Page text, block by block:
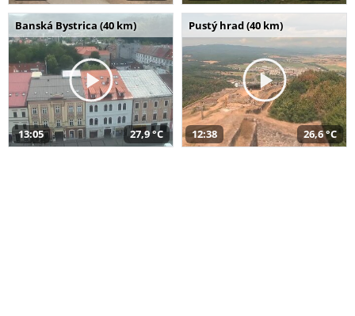
Banská Bystrica (40 km)
13:05 27,9 °C
Pustý hrad (40 km)
12:38 26,6 °C